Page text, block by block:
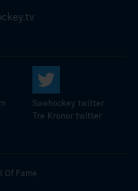
Swehockey twitter
Tre Kronor twitter
Of Fame